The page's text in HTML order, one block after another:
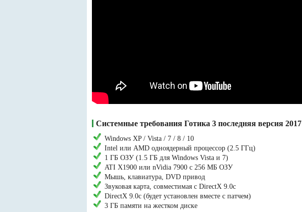
Системные требования Готика 3 последняя версия 2017
Windows XP / Vista / 7 / 8 / 10
Intel или AMD одноядерный процессор (2.5 ГГц)
1 ГБ ОЗУ (1.5 ГБ для Windows Vista и 7)
ATI X1900 или nVidia 7900 с 256 МБ ОЗУ
Мышь, клавиатура, DVD привод
Звуковая карта, совместимая с DirectX 9.0c
DirectX 9.0c (будет установлен вместе с патчем)
3 ГБ памяти на жестком диске